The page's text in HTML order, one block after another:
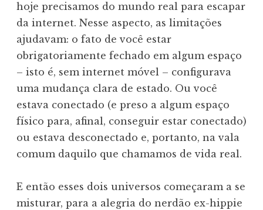
hoje precisamos do mundo real para escapar
da internet. Nesse aspecto, as limitações
ajudavam: o fato de você estar
obrigatoriamente fechado em algum espaço
– isto é, sem internet móvel – configurava
uma mudança clara de estado. Ou você
estava conectado (e preso a algum espaço
físico para, afinal, conseguir estar conectado)
ou estava desconectado e, portanto, na vala
comum daquilo que chamamos de vida real.
E então esses dois universos começaram a se
misturar, para a alegria do nerdão ex-hippie